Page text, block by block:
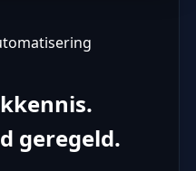
geregeld.